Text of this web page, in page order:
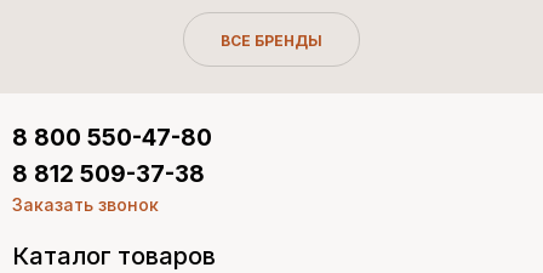
ВСЕ БРЕНДЫ
Каталог товаров
8 800 550-47-80
8 812 509-37-38
Заказать звонок